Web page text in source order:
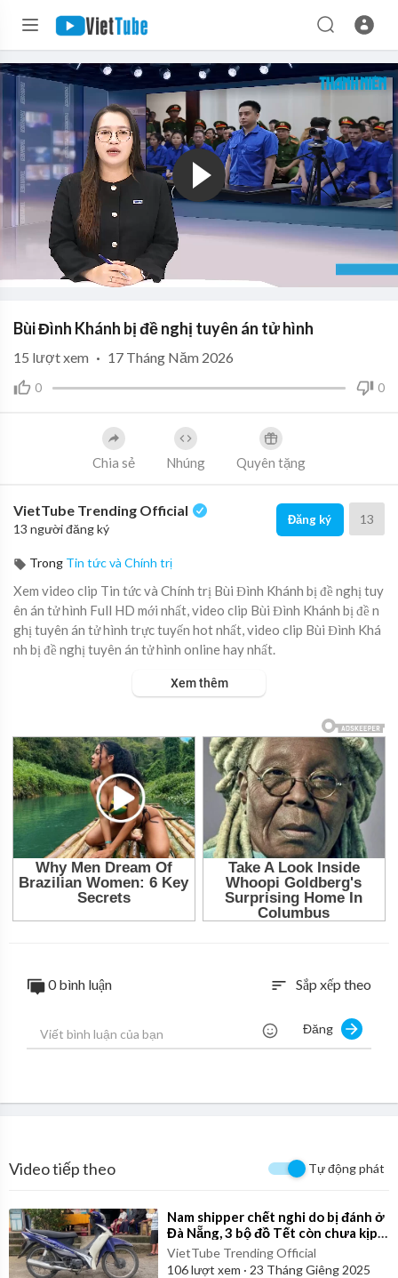
Bùi Đình Khánh bị đề nghị tuyên án tử hình
0 0
15 lượt xem · 17 Tháng Năm 2026
Chia sẻ Nhúng Quyên tặng
VietTube Trending Official
13 người đăng ký
Đăng ký 13
Trong Tin tức và Chính trị
Xem video clip Tin tức và Chính trị Bùi Đình Khánh bị đề nghị tuy
ên án tử hình Full HD mới nhất, video clip Bùi Đình Khánh bị đề n
ghị tuyên án tử hình trực tuyến hot nhất, video clip Bùi Đình Khá
nh bị đề nghị tuyên án tử hình online hay nhất.
Viện KSND tỉnh Quảng Ninh đề nghị mức án tử hình đối với Bùi Đì
Xem thêm
0 bình luận sort Sắp xếp theo
Đăng
Video tiếp theo Tự động phát
⁣Nam shipper chết nghi do bị đánh ở
Đà Nẵng, 3 bộ đồ Tết còn chưa kịp
mặc
VietTube Trending Official
106lượt xem · 23 Tháng Giêng 2025